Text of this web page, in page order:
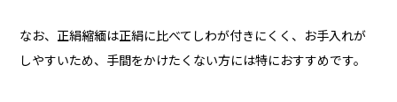
なお、正絹縮緬は正絹に比べてしわが付きにくく、お手入れが
しやすいため、手間をかけたくない方には特におすすめです。